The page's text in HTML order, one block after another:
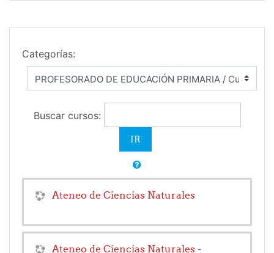
Categorías:
Buscar cursos:
Ateneo de Ciencias Naturales
Ateneo de Ciencias Naturales -